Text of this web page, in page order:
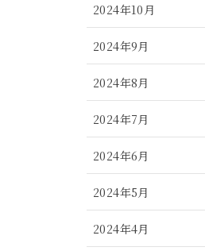
2024年10月
2024年9月
2024年8月
2024年7月
2024年6月
2024年5月
2024年4月